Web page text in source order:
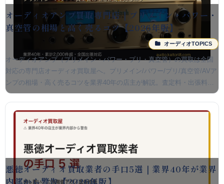
オーディオアンプ買取専門店｜プリメイン・パワー・
真空管の相場と高く売るコツ【2026年版】
オーディオTOPICS
オーディオアンプ（プリメイン・パワー・プリ・真空管）の買取は全国
対応の専門店オーディオ買取屋へ。プリメイン/パワー/プリ/真空管/AVア
ンプの相場・高く売るコツを業界40年の店主が解説。査定料・出張料無
料、宅配は全国対応。
悪徳オーディオ買取業者の手口5選｜業界40年が業界
内部から警告【2026年版】